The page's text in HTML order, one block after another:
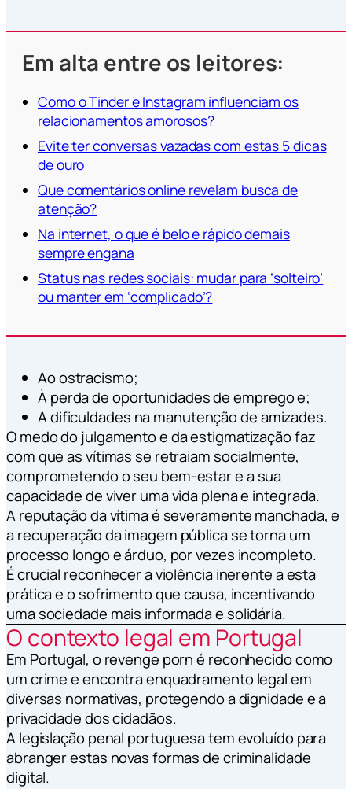
Em alta entre os leitores:
Como o Tinder e Instagram influenciam os
relacionamentos amorosos?
Evite ter conversas vazadas com estas 5 dicas
de ouro
Que comentários online revelam busca de
atenção?
Na internet, o que é belo e rápido demais
sempre engana
Status nas redes sociais: mudar para ‘solteiro’
ou manter em ‘complicado’?
Ao ostracismo;
À perda de oportunidades de emprego e;
A dificuldades na manutenção de amizades.
O medo do julgamento e da estigmatização faz
com que as vítimas se retraiam socialmente,
comprometendo o seu bem-estar e a sua
capacidade de viver uma vida plena e integrada.
A reputação da vítima é severamente manchada, e
a recuperação da imagem pública se torna um
processo longo e árduo, por vezes incompleto.
É crucial reconhecer a violência inerente a esta
prática e o sofrimento que causa, incentivando
uma sociedade mais informada e solidária.
O contexto legal em Portugal
Em Portugal, o revenge porn é reconhecido como
um crime e encontra enquadramento legal em
diversas normativas, protegendo a dignidade e a
privacidade dos cidadãos.
A legislação penal portuguesa tem evoluído para
abranger estas novas formas de criminalidade
digital.